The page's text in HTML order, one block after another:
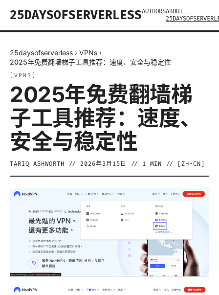
25DAYSOFSERVERLESSAUTHORSABOUT —
25daysofserverless › VPNs ›
2025年免费翻墙梯子工具推荐：速度、安全与稳定性
VPNS
2025年免费翻墙梯
子工具推荐：速度、
安全与稳定性
TARIQ ASHWORTH // 2026年3月15日 // 1 MIN // [ ZH-CN